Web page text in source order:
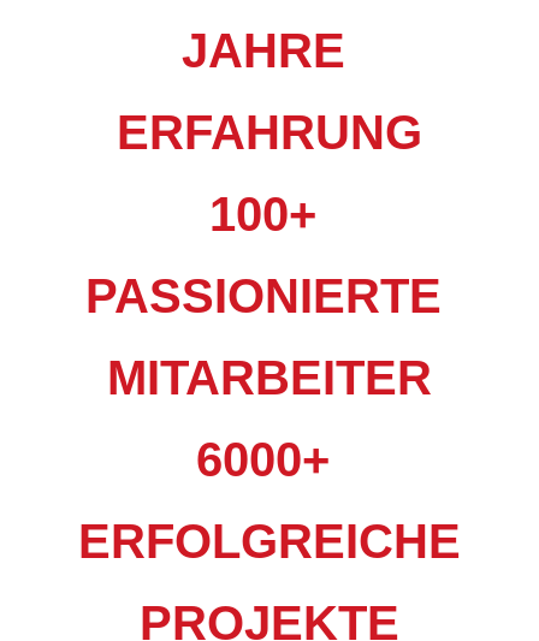
JAHRE
ERFAHRUNG
100+
PASSIONIERTE
MITARBEITER
6000+
ERFOLGREICHE
PROJEKTE